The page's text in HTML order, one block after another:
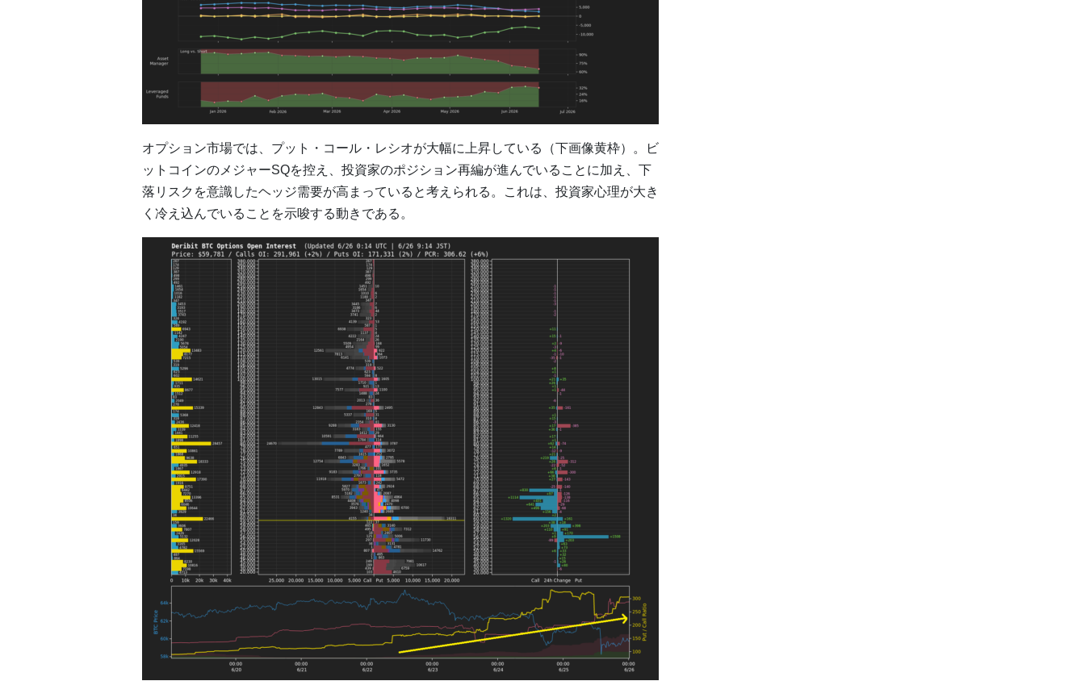
オプション市場では、プット・コール・レシオが大幅に上昇している（下画像黄枠）。ビ
ットコインのメジャーSQを控え、投資家のポジション再編が進んでいることに加え、下
落リスクを意識したヘッジ需要が高まっていると考えられる。これは、投資家心理が大き
く冷え込んでいることを示唆する動きである。